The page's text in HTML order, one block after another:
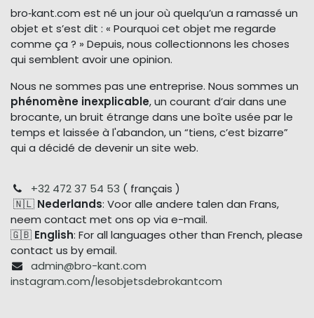
bro‑kant.com est né un jour où quelqu’un a ramassé un
objet et s’est dit : « Pourquoi cet objet me regarde
comme ça ? » Depuis, nous collectionnons les choses
qui semblent avoir une opinion.
Nous ne sommes pas une entreprise. Nous sommes un
phénomène inexplicable, un courant d’air dans une
brocante, un bruit étrange dans une boîte usée par le
temps et laissée à l'abandon, un “tiens, c’est bizarre”
qui a décidé de devenir un site web.
+32 472 37 54 53 ( français )
🇳🇱 Nederlands: Voor alle andere talen dan Frans,
neem contact met ons op via e-mail.
🇬🇧 English: For all languages other than French, please
contact us by email.
admin@bro-kant.com
instagram.com/lesobjetsdebrokantcom